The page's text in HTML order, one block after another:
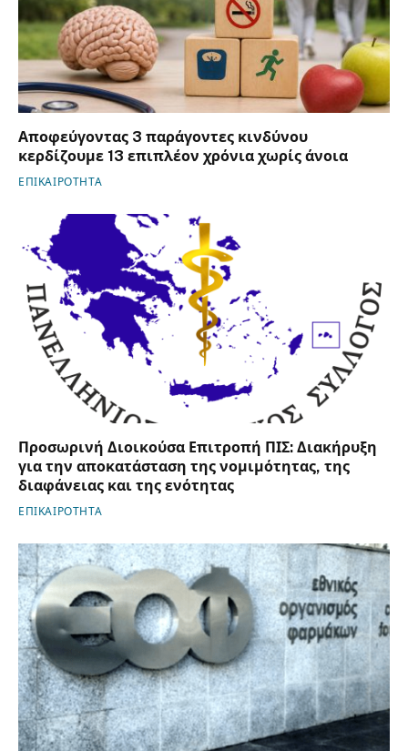
Αποφεύγοντας 3 παράγοντες κινδύνου
κερδίζουμε 13 επιπλέον χρόνια χωρίς άνοια
ΕΠΙΚΑΙΡΟΤΗΤΑ
Προσωρινή Διοικούσα Επιτροπή ΠΙΣ: Διακήρυξη
για την αποκατάσταση της νομιμότητας, της
διαφάνειας και της ενότητας
ΕΠΙΚΑΙΡΟΤΗΤΑ